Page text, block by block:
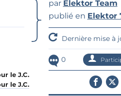
le J.C.
par Elektor Team
publié en Elektor
Dernière mise à
0